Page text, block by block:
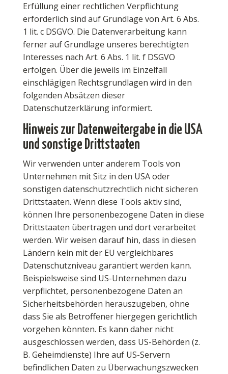
Erfüllung einer rechtlichen Verpflichtung
erforderlich sind auf Grundlage von Art. 6 Abs.
1 lit. c DSGVO. Die Datenverarbeitung kann
ferner auf Grundlage unseres berechtigten
Interesses nach Art. 6 Abs. 1 lit. f DSGVO
erfolgen. Über die jeweils im Einzelfall
einschlägigen Rechtsgrundlagen wird in den
folgenden Absätzen dieser
Datenschutzerklärung informiert.
Hinweis zur Datenweitergabe in die USA
und sonstige Drittstaaten
Wir verwenden unter anderem Tools von
Unternehmen mit Sitz in den USA oder
sonstigen datenschutzrechtlich nicht sicheren
Drittstaaten. Wenn diese Tools aktiv sind,
können Ihre personenbezogene Daten in diese
Drittstaaten übertragen und dort verarbeitet
werden. Wir weisen darauf hin, dass in diesen
Ländern kein mit der EU vergleichbares
Datenschutzniveau garantiert werden kann.
Beispielsweise sind US-Unternehmen dazu
verpflichtet, personenbezogene Daten an
Sicherheitsbehörden herauszugeben, ohne
dass Sie als Betroffener hiergegen gerichtlich
vorgehen könnten. Es kann daher nicht
ausgeschlossen werden, dass US-Behörden (z.
B. Geheimdienste) Ihre auf US-Servern
befindlichen Daten zu Überwachungszwecken